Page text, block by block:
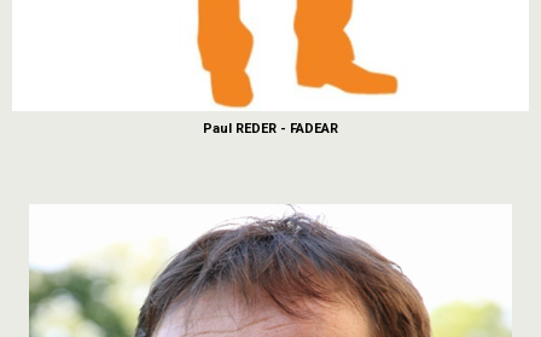
Paul REDER - FADEAR